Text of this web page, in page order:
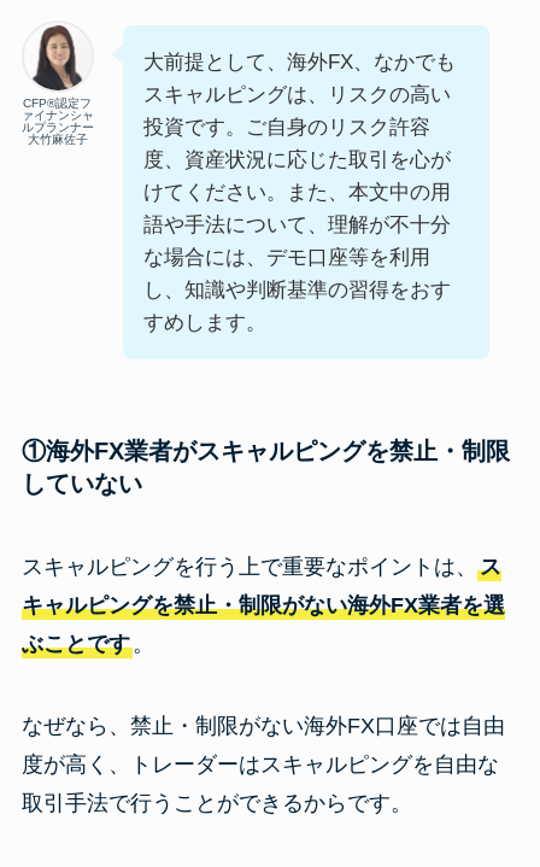
CFP®認定フ
ァイナンシャ
ルプランナー
大竹麻佐子
大前提として、海外FX、なかでも
スキャルピングは、リスクの高い
投資です。ご自身のリスク許容
度、資産状況に応じた取引を心が
けてください。また、本文中の用
語や手法について、理解が不十分
な場合には、デモ口座等を利用
し、知識や判断基準の習得をおす
すめします。
①海外FX業者がスキャルピングを禁止・制限
していない
スキャルピングを行う上で重要なポイントは、 ス
キャルピングを禁止・制限がない海外FX業者を選
ぶことです。
なぜなら、禁止・制限がない海外FX口座では自由
度が高く、トレーダーはスキャルピングを自由な
取引手法で行うことができるからです。